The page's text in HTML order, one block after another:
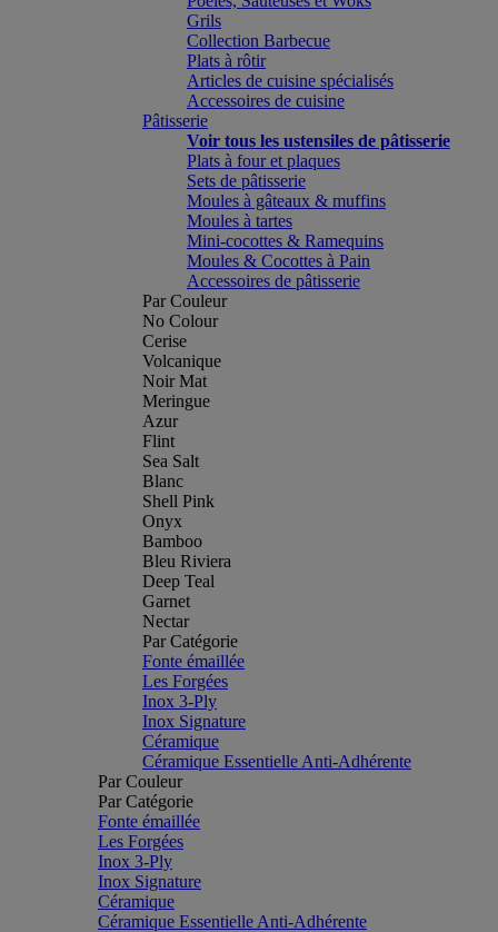
Grils
Collection Barbecue
Plats à rôtir
Articles de cuisine spécialisés
Accessoires de cuisine
Pâtisserie
Voir tous les ustensiles de pâtisserie
Plats à four et plaques
Sets de pâtisserie
Moules à gâteaux & muffins
Moules à tartes
Mini-cocottes & Ramequins
Moules & Cocottes à Pain
Accessoires de pâtisserie
Par Couleur
No Colour
Cerise
Volcanique
Noir Mat
Meringue
Azur
Flint
Sea Salt
Blanc
Shell Pink
Onyx
Bamboo
Bleu Riviera
Deep Teal
Garnet
Nectar
Par Catégorie
Fonte émaillée
Les Forgées
Inox 3-Ply
Inox Signature
Céramique
Céramique Essentielle Anti-Adhérente
Par Couleur
Par Catégorie
Fonte émaillée
Les Forgées
Inox 3-Ply
Inox Signature
Céramique
Céramique Essentielle Anti-Adhérente